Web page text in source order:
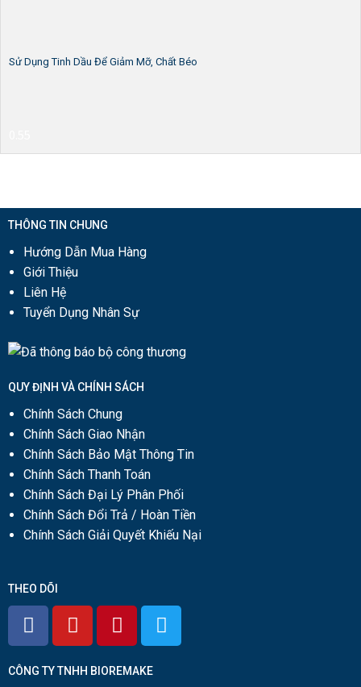
Sử Dụng Tinh Dầu Để Giảm Mỡ, Chất Béo
THÔNG TIN CHUNG
Hướng Dẫn Mua Hàng
Giới Thiệu
Liên Hệ
Tuyển Dụng Nhân Sự
QUY ĐỊNH VÀ CHÍNH SÁCH
Chính Sách Chung
Chính Sách Giao Nhận
Chính Sách Bảo Mật Thông Tin
Chính Sách Thanh Toán
Chính Sách Đại Lý Phân Phối
Chính Sách Đổi Trả / Hoàn Tiền
Chính Sách Giải Quyết Khiếu Nại
THEO DÕI
CÔNG TY TNHH BIOREMAKE